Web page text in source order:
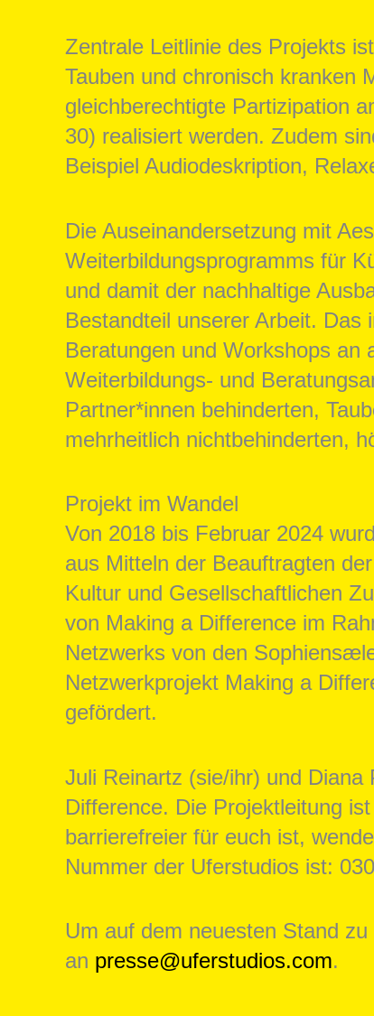
Zentrale Leitlinie des Projekts
Tauben und chronisch kranken
gleichberechtigte Partizipation
30) realisiert werden. Zudem
Beispiel Audiodeskription,
Die Auseinandersetzung mit
Weiterbildungsprogramms für
und damit der nachhaltige
Bestandteil unserer Arbeit.
Beratungen und Workshops an
Weiterbildungs- und
Partner*innen behinderten,
mehrheitlich nichtbehinderten,
Projekt im Wandel
Von 2018 bis Februar 2024
aus Mitteln der Beauftragten
Kultur und Gesellschaftlichen
von Making a Difference im
Netzwerks von den
Netzwerkprojekt Making a
gefördert.
Juli Reinartz (sie/ihr) und
Difference. Die Projektleitung
barrierefreier für euch ist,
Nummer der Uferstudios ist:
Um auf dem neuesten Stand
an presse@uferstudios.com.